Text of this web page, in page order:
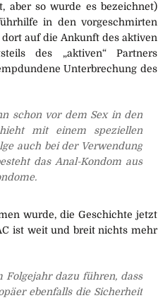
aber so wurde es bezeichnet)
in den vorgeschmirten
auf die Ankunft des aktiven
des „aktiven“ Partners
Unterbrechung des
schon vor dem Sex in den
mit einem speziellen
auch bei der Verwendung
das Anal-Kondom aus
wurde, die Geschichte jetzt
ist weit und breit nichts mehr
Folgejahr dazu führen, dass
ebenfalls die Sicherheit